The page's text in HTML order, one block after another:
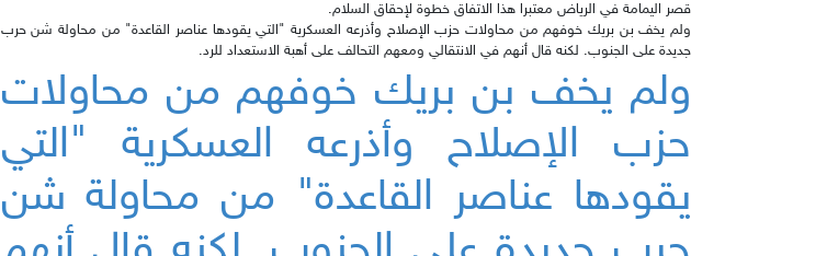
قصر اليمامة في الرياض معتبرا هذا الاتفاق خطوة لإحقاق السلام.
ولم يخف بن بريك خوفهم من محاولات حزب الإصلاح وأذرعه العسكرية "التي يقودها عناصر القاعدة" من محاولة شن حرب
جديدة على الجنوب. لكنه قال أنهم في الانتقالي ومعهم التحالف على أهبة الاستعداد للرد.
ولم يخف بن بريك خوفهم من محاولات
حزب الإصلاح وأذرعه العسكرية "التي
يقودها عناصر القاعدة" من محاولة شن